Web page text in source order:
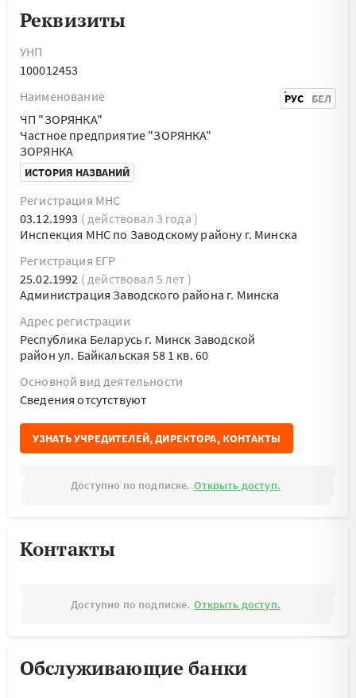
Реквизиты
УНП
100012453
Наименование
РУС БЕЛ
ЧП "ЗОРЯНКА"
Частное предприятие "ЗОРЯНКА"
ЗОРЯНКА
ИСТОРИЯ НАЗВАНИЙ
Регистрация МНС
03.12.1993 ( действовал 3 года )
Инспекция МНС по Заводскому району г. Минска
Регистрация ЕГР
25.02.1992 ( действовал 5 лет )
Администрация Заводского района г. Минска
Адрес регистрации
Республика Беларусь г. Минск Заводской
район ул. Байкальская 58 1 кв. 60
Основной вид деятельности
Cведения отсутствуют
УЗНАТЬ УЧРЕДИТЕЛЕЙ, ДИРЕКТОРА, КОНТАКТЫ
Доступно по подписке. Открыть доступ.
Контакты
Доступно по подписке. Открыть доступ.
Обслуживающие банки